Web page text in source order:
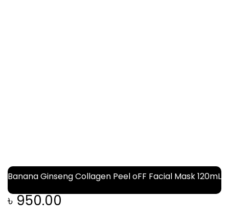
Banana Ginseng Collagen Peel oFF Facial Mask 120mL
৳ 950.00